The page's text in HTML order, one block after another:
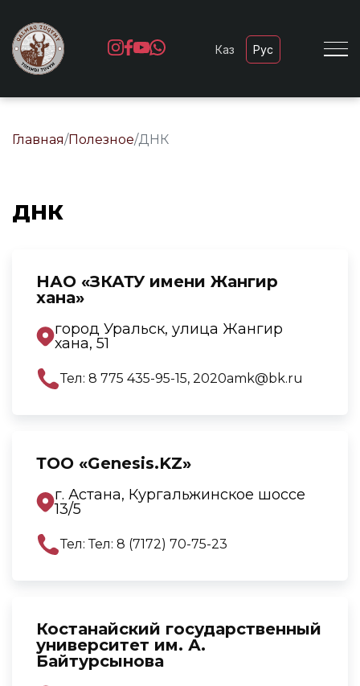
Каз Рус
Главная/Полезное/ДНК
ДНК
НАО «ЗКАТУ имени Жангир
хана»
город Уральск, улица Жангир
хана, 51
Тел: 8 775 435-95-15, 2020amk@bk.ru
ТОО «Genesis.KZ»
г. Астана, Кургальжинское шоссе
13/5
Тел: Тел: 8 (7172) 70-75-23
Костанайский государственный
университет им. А.
Байтурсынова